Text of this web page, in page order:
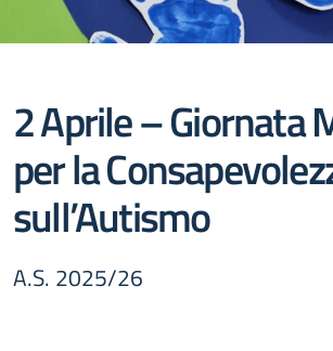
2 Aprile – Giornata
per la
sull’Autismo
A.S. 2025/26